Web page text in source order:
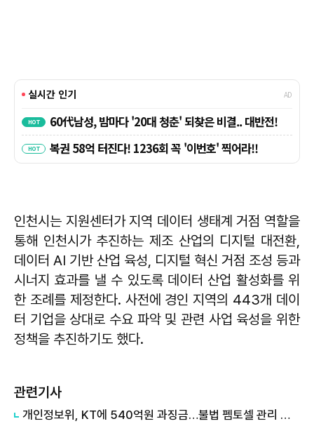
인천시는 지원센터가 지역 데이터 생태계 거점 역할을
통해 인천시가 추진하는 제조 산업의 디지털 대전환,
데이터 AI 기반 산업 육성, 디지털 혁신 거점 조성 등과
시너지 효과를 낼 수 있도록 데이터 산업 활성화를 위
한 조례를 제정한다. 사전에 경인 지역의 443개 데이
터 기업을 상대로 수요 파악 및 관련 사업 육성을 위한
정책을 추진하기도 했다.
관련기사
개인정보위, KT에 540억원 과징금…불법 펨토셀 관리 부실